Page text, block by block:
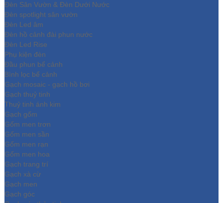
Đèn Sân Vườn & Đèn Dưới Nước
Đèn spotlight sân vườn
Đèn Led âm
Đèn hồ cảnh đài phun nước
Đèn Led Rise
Phụ kiện đèn
Đầu phun bể cảnh
Bình lọc bể cảnh
Gạch mosaic - gạch hồ bơi
Gạch thuỷ tinh
Thuỷ tinh ánh kim
Gạch gốm
Gốm men trơn
Gốm men sần
Gốm men rạn
Gốm men hoa
Gạch trang trí
Gạch xà cừ
Gạch men
Gạch góc